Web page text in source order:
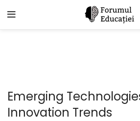
Emerging
Innovation Trends